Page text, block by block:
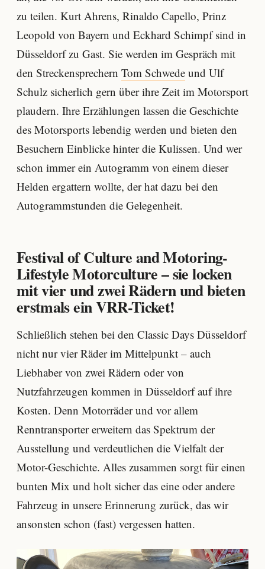
zu teilen. Kurt Ahrens, Rinaldo Capello, Prinz
Leopold von Bayern und Eckhard Schimpf sind in
Düsseldorf zu Gast. Sie werden im Gespräch mit
den Streckensprechern Tom Schwede und Ulf
Schulz sicherlich gern über ihre Zeit im Motorsport
plaudern. Ihre Erzählungen lassen die Geschichte
des Motorsports lebendig werden und bieten den
Besuchern Einblicke hinter die Kulissen. Und wer
schon immer ein Autogramm von einem dieser
Helden ergattern wollte, der hat dazu bei den
Autogrammstunden die Gelegenheit.
Festival of Culture and Motoring-
Lifestyle Motorculture – sie locken
mit vier und zwei Rädern und bieten
erstmals ein VRR-Ticket!
Schließlich stehen bei den Classic Days Düsseldorf
nicht nur vier Räder im Mittelpunkt – auch
Liebhaber von zwei Rädern oder von
Nutzfahrzeugen kommen in Düsseldorf auf ihre
Kosten. Denn Motorräder und vor allem
Renntransporter erweitern das Spektrum der
Ausstellung und verdeutlichen die Vielfalt der
Motor-Geschichte. Alles zusammen sorgt für einen
bunten Mix und holt sicher das eine oder andere
Fahrzeug in unsere Erinnerung zurück, das wir
ansonsten schon (fast) vergessen hatten.